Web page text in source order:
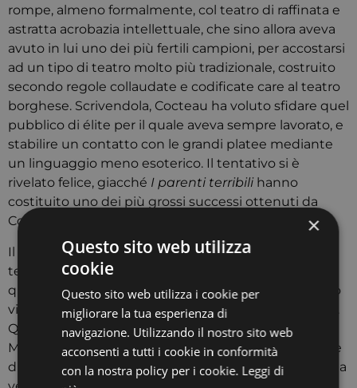
rompe, almeno formalmente, col teatro di raffinata e
astratta acrobazia intellettuale, che sino allora aveva
avuto in lui uno dei più fertili campioni, per accostarsi
ad un tipo di teatro molto più tradizionale, costruito
secondo regole collaudate e codificate care al teatro
borghese. Scrivendola, Cocteau ha voluto sfidare quel
pubblico di élite per il quale aveva sempre lavorato, e
stabilire un contatto con le grandi platee mediante
un linguaggio meno esoterico. Il tentativo si è
rivelato felice, giacché I parenti terribili hanno
costituito uno dei più grossi successi ottenuti da
Cocteau come autore drammatico.
Il testo racconta la storia di una famiglia davvero
terribile, che vive reclusa in se stessa, avulsa da
qualsiasi stimolo esterno. Michel è un giovane uomo
viziato e amato morbosamente dalla madre Yvonne.
Quando annuncia ai suoi genitori di amare
Madeleine, la disperazione divora la donna, che teme
di perdere il figlio, mentre oscuri segreti sulla famiglia
×
Questo sito web utilizza
cookie
Questo sito web utilizza i cookie per
migliorare la tua esperienza di
navigazione. Utilizzando il nostro sito web
acconsenti a tutti i cookie in conformità
con la nostra policy per i cookie. Leggi di